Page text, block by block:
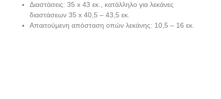
Διαστάσεις: 35 x 43 εκ., κατάλληλο για λεκάνες
διαστάσεων 35 x 40,5 – 43,5 εκ.
Απαιτούμενη απόσταση οπών λεκάνης: 10,5 – 16 εκ.